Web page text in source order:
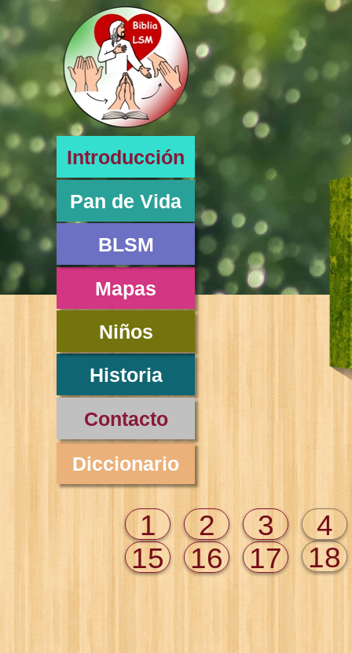
Introducción
Pan de Vida
BLSM
Mapas
Niños
Historia
Contacto
Diccionario
1 2 3
4
15
16 17 18